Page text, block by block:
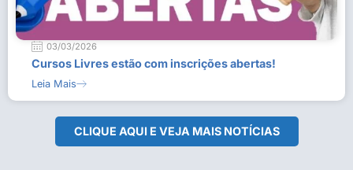
03/03/2026
Cursos Livres estão com inscrições abertas!
Leia Mais
CLIQUE AQUI E VEJA MAIS NOTÍCIAS